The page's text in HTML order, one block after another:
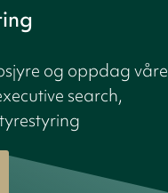
og oppdag våre
search,